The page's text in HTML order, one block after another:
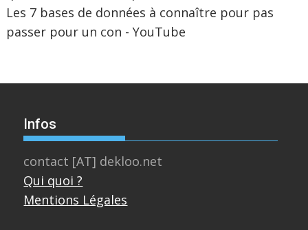
Les 7 bases de données à connaître pour pas
passer pour un con - YouTube
Infos
contact [AT] dekloo.net
Qui quoi ?
Mentions Légales